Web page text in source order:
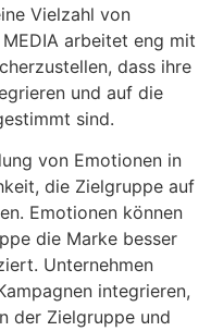
Vielzahl von
arbeitet eng mit
dass ihre
und auf die
sind.
von Emotionen in
die Zielgruppe auf
Emotionen können
die Marke besser
Unternehmen
integrieren,
der Zielgruppe und